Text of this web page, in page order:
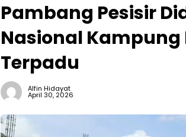
Pambang Pesisir
Nasional Kampung
Terpadu
Alfin Hidayat
April 30, 2026